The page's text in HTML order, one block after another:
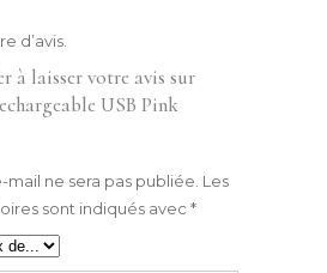
d’avis.
à laisser votre avis sur
USB Pink
mail ne sera pas publiée. Les
sont indiqués avec *